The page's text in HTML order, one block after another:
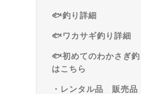
🐟釣り詳細
🐟ワカサギ釣り詳細
🐟初めてのわかさぎ釣
はこちら
・レンタル品 販売